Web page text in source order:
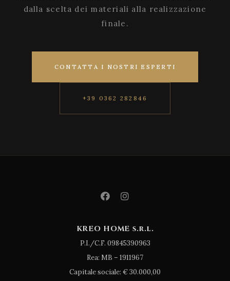
dalla scelta dei materiali alla realizzazione
finale.
CONTATTA I NOSTRI ESPERTI
+39 0362 282846
KREO HOME s.r.l.
P.I./C.F. 09845390963
Rea: MB – 1911967
Capitale sociale: € 30.000,00